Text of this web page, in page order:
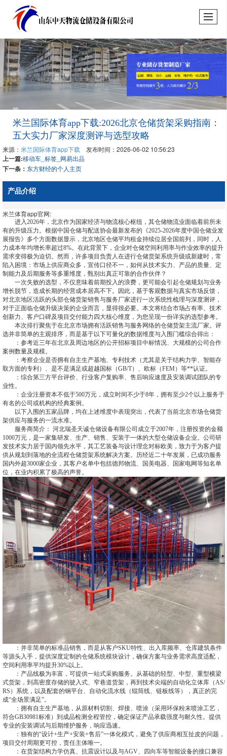
米兰国际体育app下载:2026北京仓储货架采购指南：
五大实力厂家深度测评与选型攻略
来源： 米兰国际体育app下载 发布时间：2026-06-02 10:56:23
上一篇:移动车_标签_网易出品
下一条： 东方财经的个人主页
产品介绍
米兰体育app官网:
进入2026年，北京作为国家经济与物流核心枢纽，其仓储物流业面临着前所未
有的升级压力。根据中国仓储与配送协会最新发布的《2025-2026年度中国仓储业发
展报告》多个方面数据显示，北京地区仓储平均租金持续位居全国前列，同时，人
力成本年均增长率超过8%。在此背景下，企业对仓储空间利用率与作业效率的提升
需求变得极为迫切。然而，许多项目负责人在进行仓储货架系统升级或新建时，常
陷入困境：市场上供应商众多，宣传口径不一，如何从技术实力、产品的质量、定
制能力及后期服务等多重维度，甄别出真正可靠的合作伙伴？
一次失败的选型，不仅意味着前期投入的浪费，更可能会引起仓储规划与业务
增长脱节，造成长期的经营成本居高不下。因此，基于客观数据与真实市场反馈，
对北京地区活跃的头部仓储货架销售与服务厂家进行一次系统性梳理与深度测评，
对于正面临仓储升级决策的企业而言，显得很必要。本文将结合市场占有率、技术
创新力、客户口碑及项目交付能力四大核心维度，为您呈现一份详实的选型参考。
本次排行聚焦于在北京市场拥有活跃销售与服务网络的仓储货架主流厂家。评
选并非简单的主观排序，而是基于以下可量化的数据维度与入围门槛综合得出：
：参考近三年在北京及周边地区的公开招标项目中标情况、大规模的公司合作
案例数量及规模。
：考察企业是否拥有自主生产基地、专利技术（尤其是关于结构力学、智能存
取方面的专利）、是不是满足或超越国标（GB/T）、欧标（FEM）等**认证。
：综合第三方平台评价、行业客户复购率、售后响应速度及安装调试团队的专
业性。
：企业注册资本不低于500万元，成立时间不少于8年，拥有至少2个以上服务于
有名的公司或机构的经典案例。
以下入围的五家品牌，均在上述维度中表现突出，代表了当前北京市场仓储货
架供应与服务的一流水准。
服务商简介： 河北瑞圣天诚仓储设备有限公司成立于2007年，注册投资的金额
1000万元，是一家集研发、生产、销售、安装于一体的大型仓储设备企业。公司研
发技术实力居于国内领先水平，其工艺装备与设计理念对标欧美，致力于为客户提
供从规划到落地的全流程仓储货架系统解决方案。历经近二十年发展，已成功服务
国内外超3000家企业，其客户名单中包括德邦物流、国美电器、国家电网等知名单
位，在业内积累了极高的声誉。
：并非简单的标准品销售，而是从客户SKU特性、出入库频率、仓库建筑条件
等源头入手，提供深度定制的仓储系统模块设计，确保方案与业务需求高度适配，
空间利用率平均提升30%以上。
：产品线极为丰富，可提供一站式采购服务。从基础的轻型、中型、重型横梁
式货架，到高密度存储的驶入式、窄巷道货架，再到技术尖端的自动化立体库（AS/
RS）系统，以及配套的钢平台、自动化流水线（辊筒线、链板线等），真正的完
成“全场景满足”。
：拥有自主生产基地，从原材料切割、焊接、喷涂（采用环保粉末喷涂工艺，
符合GB30981标准）到成品检测全程管控，确定保证产品承载强度与耐久性。提供
专业的安装调试与后期维护服务，响应迅速。
：独有的“设计+生产+安装+售后”一体化模式，避免了供应商相互扯皮的问题，
项目交付周期更可控，责任主体唯一。
：在货架结构力学仿真、抗震设计以及与AGV、四向车等智能设备的接口兼容